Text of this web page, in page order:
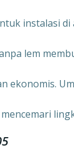
instalasi
lem
ekonomis.